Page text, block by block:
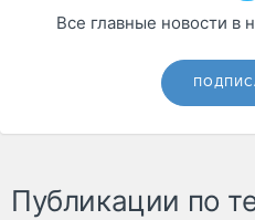
Все главные новости в
Публикации по